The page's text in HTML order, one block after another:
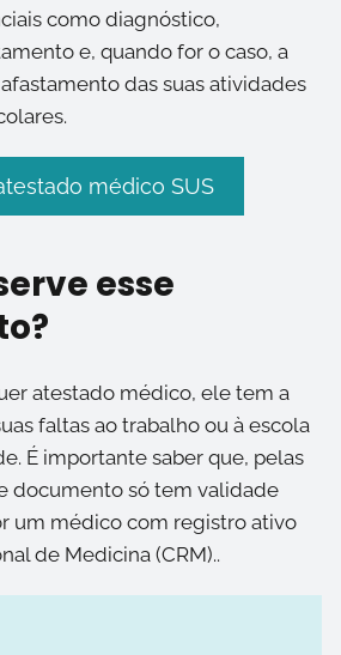
como diagnóstico,
e, quando for o caso, a
das suas atividades
médico SUS
esse
atestado médico, ele tem a
faltas ao trabalho ou à escola
É importante saber que, pelas
documento só tem validade
um médico com registro ativo
de Medicina (CRM)..